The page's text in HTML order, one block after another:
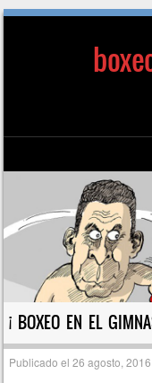
Saltar al contenido
¡ BOXEO EN EL
Publicado el26 agosto, 2016